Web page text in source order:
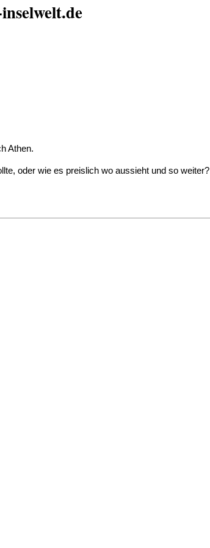
Athen.
oder wie es preislich wo aussieht und so weiter?